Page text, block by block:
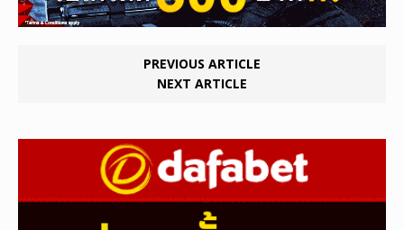
PREVIOUS ARTICLE
NEXT ARTICLE